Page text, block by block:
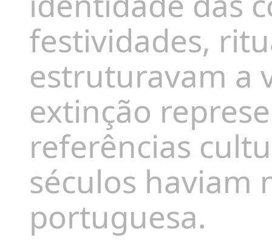
festividades,
estruturavam a
extinção
referências
séculos haviam
portuguesa.